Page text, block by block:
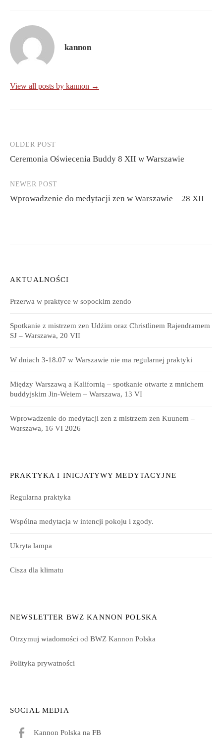
kannon
View all posts by kannon →
Post
navigation
OLDER POST
Ceremonia Oświecenia Buddy 8 XII w Warszawie
NEWER POST
Wprowadzenie do medytacji zen w Warszawie – 28 XII
AKTUALNOŚCI
Przerwa w praktyce w sopockim zendo
Spotkanie z mistrzem zen Udżim oraz Christlinem Rajendramem
SJ – Warszawa, 20 VII
W dniach 3-18.07 w Warszawie nie ma regularnej praktyki
Między Warszawą a Kalifornią – spotkanie otwarte z mnichem
buddyjskim Jin-Weiem – Warszawa, 13 VI
Wprowadzenie do medytacji zen z mistrzem zen Kuunem –
Warszawa, 16 VI 2026
PRAKTYKA I INICJATYWY MEDYTACYJNE
Regularna praktyka
Wspólna medytacja w intencji pokoju i zgody.
Ukryta lampa
Cisza dla klimatu
NEWSLETTER BWZ KANNON POLSKA
Otrzymuj wiadomości od BWZ Kannon Polska
Polityka prywatności
SOCIAL MEDIA
Kannon Polska na FB